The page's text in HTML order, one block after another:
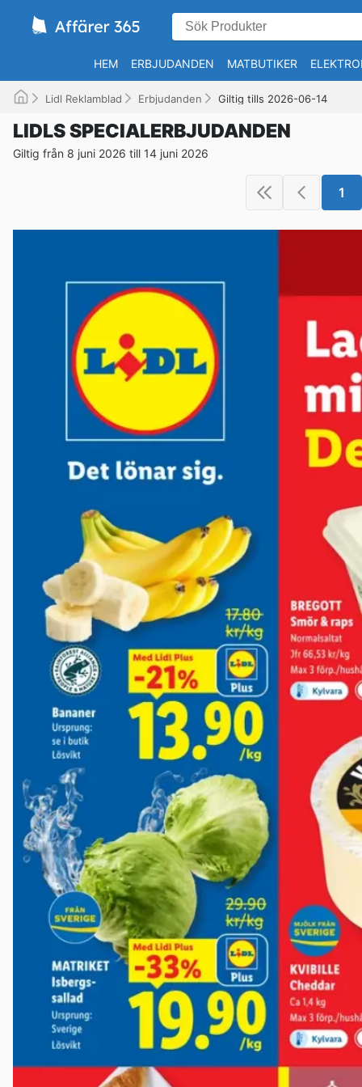
HEM ERBJUDANDEN MATBUTIKER
Lidl Reklamblad Erbjudanden Giltig tills 2026-06-14
LIDLS SPECIALERBJUDANDEN
Giltig från 8 juni 2026 till 14 juni 2026
1